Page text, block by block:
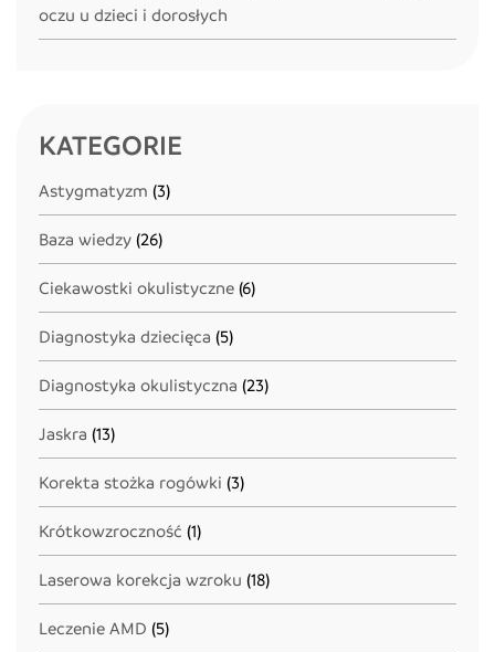
oczu u dzieci i dorosłych
KATEGORIE
Astygmatyzm (3)
Baza wiedzy (26)
Ciekawostki okulistyczne (6)
Diagnostyka dziecięca (5)
Diagnostyka okulistyczna (23)
Jaskra (13)
Korekta stożka rogówki (3)
Krótkowzroczność (1)
Laserowa korekcja wzroku (18)
Leczenie AMD (5)